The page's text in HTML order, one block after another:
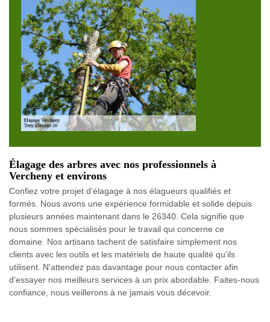
Élagage des arbres avec nos professionnels à
Vercheny et environs
Confiez votre projet d'élagage à nos élagueurs qualifiés et
formés. Nous avons une expérience formidable et solide depuis
plusieurs années maintenant dans le 26340. Cela signifie que
nous sommes spécialisés pour le travail qui concerne ce
domaine. Nos artisans tachent de satisfaire simplement nos
clients avec les outils et les matériels de haute qualité qu'ils
utilisent. N'attendez pas davantage pour nous contacter afin
d’essayer nos meilleurs services à un prix abordable. Faites-nous
confiance, nous veillerons à ne jamais vous décevoir.